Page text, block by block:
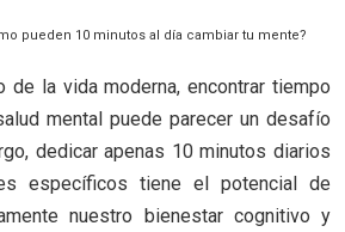
pueden 10 minutos al día cambiar tu mente?
de la vida moderna, encontrar tiempo
mental puede parecer un desafío
dedicar apenas 10 minutos diarios
específicos tiene el potencial de
nuestro bienestar cognitivo y